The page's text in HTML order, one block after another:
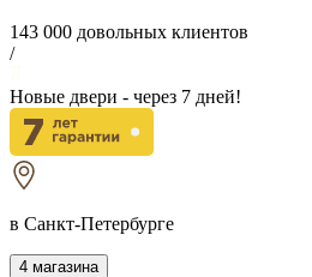
143 000 довольных клиентов
/
Новые двери - через 7 дней!
в Санкт-Петербурге
4 магазина